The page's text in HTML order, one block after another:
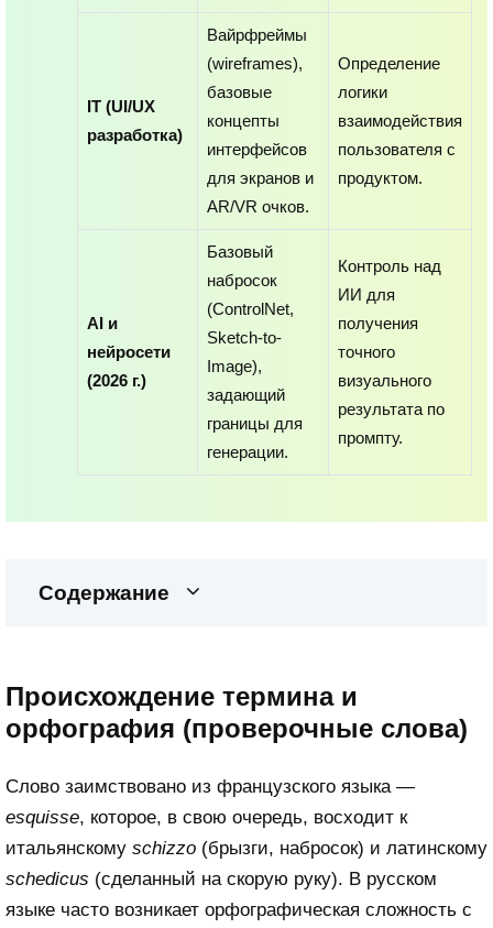
IT (UI/UX
разработкa)
Вайрфреймы
(wireframes),
базовые
концепты
интерфейсов
для экранов и
AR/VR очков.
Определение
логики
взаимодействия
пользователя с
продуктом.
AI и
нейросети
(2026 г.)
Базовый
набросок
(ControlNet,
Sketch-to-
Image),
задающий
границы для
генерации.
Контроль над
ИИ для
получения
точного
визуального
результата по
промпту.
Содержание
Происхождение термина и
орфография (проверочные слова)
Слово заимствовано из французского языка —
esquisse, которое, в свою очередь, восходит к
итальянскому schizzo (брызги, набросок) и латинскому
schedicus (сделанный на скорую руку). В русском
языке часто возникает орфографическая сложность с